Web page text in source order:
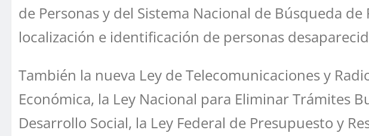
de Personas y del Sistema Nacional de Búsqueda
localización e identificación de personas
También la nueva Ley de Telecomunicaciones y
Económica, la Ley Nacional para Eliminar Trámites
Desarrollo Social, la Ley Federal de Presupuesto y